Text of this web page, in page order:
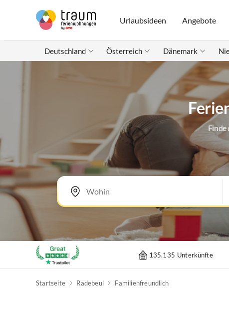
Urlaubsideen Angebote
Deutschland Österreich Dänemark
Finde
135.135 Unterkünfte
Startseite Radebeul Familienfreundlich